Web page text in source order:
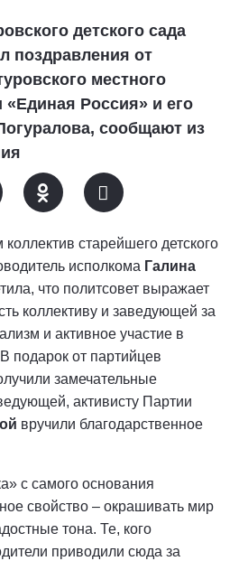
детского сада
поздравления от
местного
«Единая Россия» и его
сообщают из
старейшего детского
исполкома Галина
что политсовет выражает
коллективу и заведующей за
и активное участие в
подарок от партийцев
замечательные
активисту Партии
вручили благодарственное
с самого основания
свойство – окрашивать мир
тона. Те, кого
приводили сюда за